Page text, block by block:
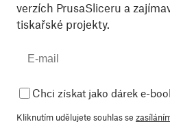
verzích PrusaSliceru a
tiskařské projekty.
Chci získat jako dárek e-
Kliknutím udělujete souhlas se